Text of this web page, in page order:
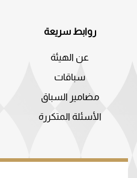
روابط سريعة
عن الهيئة
سباقات
مضامير السباق
الأسئلة المتكررة